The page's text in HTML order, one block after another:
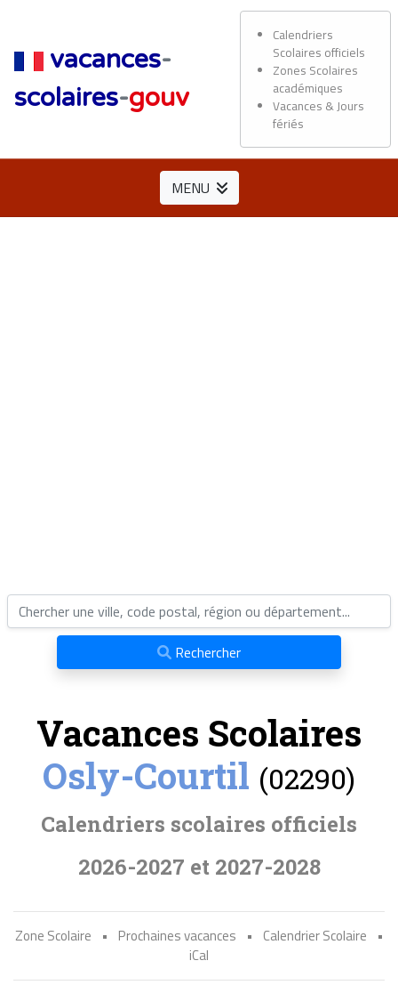
vacances-
scolaires-gouv
Calendriers
Scolaires officiels
Zones Scolaires
académiques
Vacances & Jours
fériés
MENU
Rechercher
Vacances Scolaires
Osly-Courtil (02290)
Calendriers scolaires officiels
2026-2027 et 2027-2028
Zone Scolaire • Prochaines vacances • Calendrier Scolaire
•
iCal